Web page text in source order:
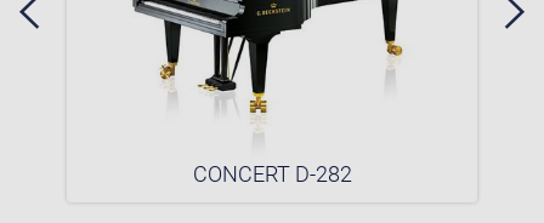
CONCERT D-282